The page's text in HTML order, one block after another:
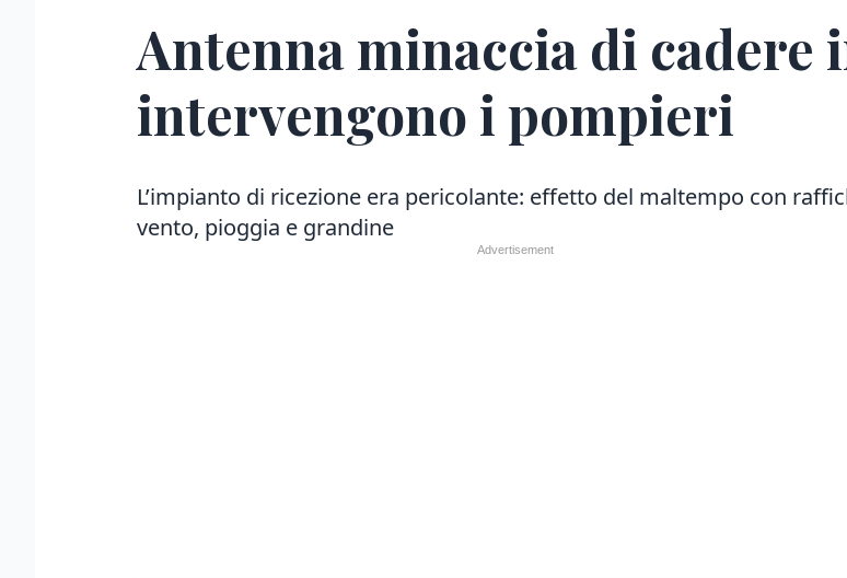
Antenna minaccia di cadere
intervengono i pompieri
L’impianto di ricezione era pericolante: effetto del maltempo con
vento, pioggia e grandine